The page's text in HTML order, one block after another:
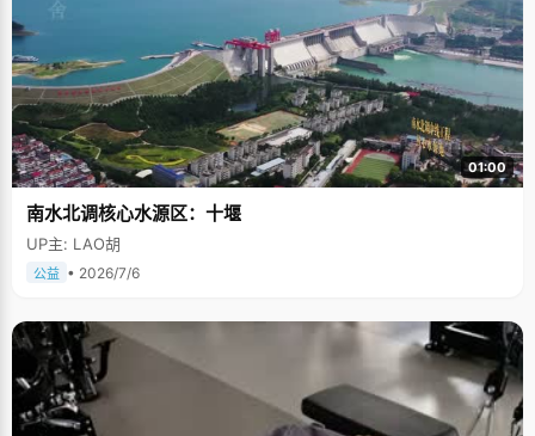
01:00
南水北调核心水源区：十堰
UP主: LAO胡
公益 • 2026/7/6